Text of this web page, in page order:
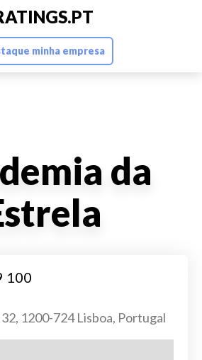
minha empresa
da
100
1200-724 Lisboa, Portugal